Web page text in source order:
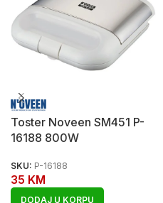
Toster Noveen SM451 P-
16188 800W
SKU: P-16188
35 KM
DODAJ U KORPU